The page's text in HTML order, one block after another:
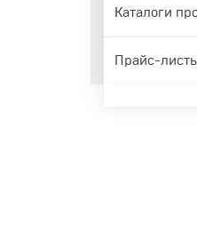
Каталоги
Прайс-